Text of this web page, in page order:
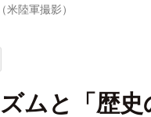
陸軍撮影）
ムと「歴史